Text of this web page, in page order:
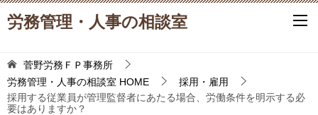
労務管理・人事の相談室
菅野労務ＦＰ事務所
労務管理・人事の相談室 HOME
採用・雇用
採用する従業員が管理監督者にあたる場合、労働条件を明示する必
要はありますか？